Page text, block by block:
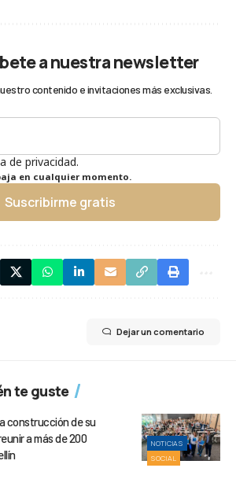
a nuestra newsletter
contenido e invitaciones más exclusivas.
de privacidad.
en cualquier momento.
Suscribirme gratis
Dejar un comentario
te guste
NOTICIAS
SOCIAL
construcción de su
a más de 200